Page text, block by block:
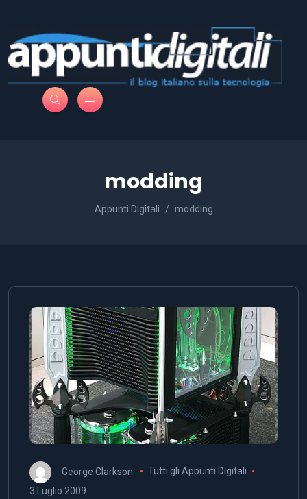
modding
Appunti Digitali modding
George Clarkson
Tutti gli Appunti Digitali
3 Luglio 2009